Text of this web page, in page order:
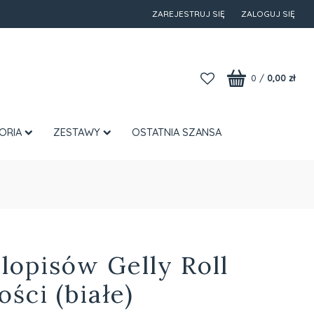
ZAREJESTRUJ SIĘ ZALOGUJ SIĘ
0 / 0,00 zł
ZESTAWY OSTATNIA SZANSA
Gelly Roll
(białe)